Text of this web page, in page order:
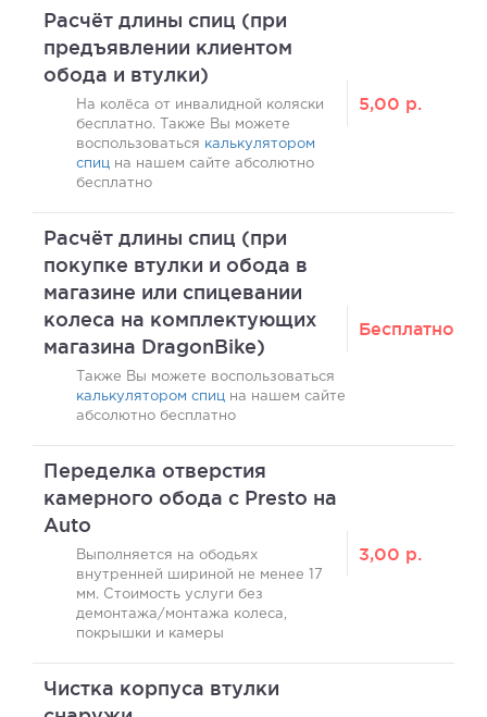
Расчёт длины спиц (при
предъявлении клиентом
обода и втулки)
На колёса от инвалидной коляски
бесплатно. Также Вы можете
воспользоваться калькулятором
спиц на нашем сайте абсолютно
бесплатно
5,00 р.
Расчёт длины спиц (при
покупке втулки и обода в
магазине или спицевании
колеса на комплектующих
магазина DragonBike)
Также Вы можете воспользоваться
калькулятором спиц на нашем сайте
абсолютно бесплатно
Бесплатно
Переделка отверстия
камерного обода с Presto на
Auto
Выполняется на ободьях
внутренней шириной не менее 17
мм. Стоимость услуги без
демонтажа/монтажа колеса,
покрышки и камеры
3,00 р.
Чистка корпуса втулки